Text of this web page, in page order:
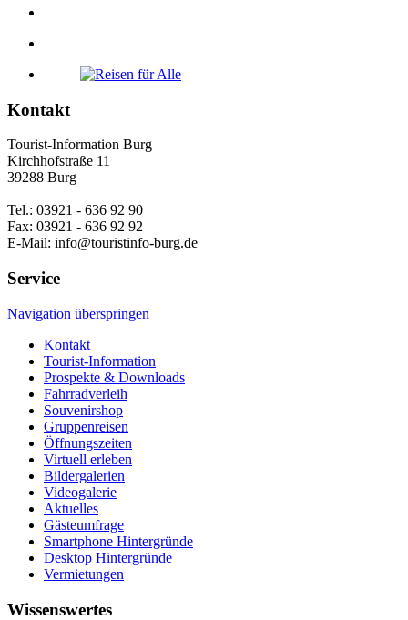
Kontakt
Tourist-Information Burg
Kirchhofstraße 11
39288 Burg
Tel.: 03921 - 636 92 90
Fax: 03921 - 636 92 92
E-Mail: info@touristinfo-burg.de
Service
Navigation überspringen
Kontakt
Tourist-Information
Prospekte & Downloads
Fahrradverleih
Souvenirshop
Gruppenreisen
Öffnungszeiten
Virtuell erleben
Bildergalerien
Videogalerie
Aktuelles
Gästeumfrage
Smartphone Hintergründe
Desktop Hintergründe
Vermietungen
Wissenswertes